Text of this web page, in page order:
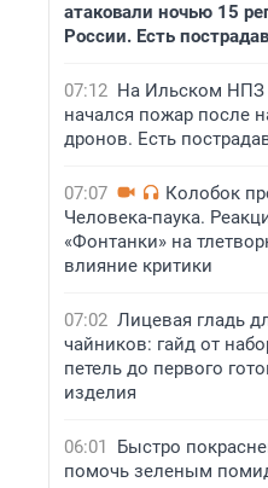
атаковали ночью 15
России. Есть
07:12 На Ильском НПЗ
начался пожар после
дронов. Есть
07:07
Колобок
Человека-паука.
«Фонтанки» на
влияние критики
07:02 Лицевая гладь
чайников: гайд от
петель до первого
изделия
06:01
Быстро
помочь зеленым